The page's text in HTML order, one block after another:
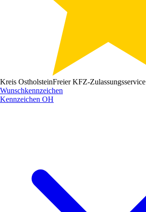
Kreis OstholsteinFreier KFZ-Zulassungsservice
Wunschkennzeichen
Kennzeichen OH